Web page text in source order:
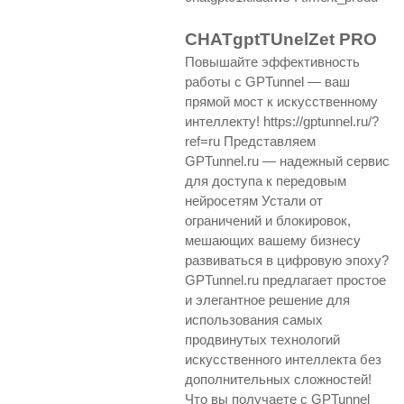
CHATgptTUnelZet PRO
Повышайте эффективность
работы с GPTunnel — ваш
прямой мост к искусственному
интеллекту! https://gptunnel.ru/?
ref=ru Представляем
GPTunnel.ru — надежный сервис
для доступа к передовым
нейросетям Устали от
ограничений и блокировок,
мешающих вашему бизнесу
развиваться в цифровую эпоху?
GPTunnel.ru предлагает простое
и элегантное решение для
использования самых
продвинутых технологий
искусственного интеллекта без
дополнительных сложностей!
Что вы получаете с GPTunnel